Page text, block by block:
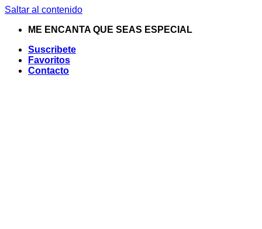
Saltar al contenido
ME ENCANTA QUE SEAS ESPECIAL
Suscribete
Favoritos
Contacto